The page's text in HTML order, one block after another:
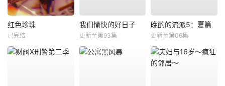
红色珍珠
已完结
我们愉快的好日子
更新至第93集
晚酌的流派5：夏篇
更新至第06集